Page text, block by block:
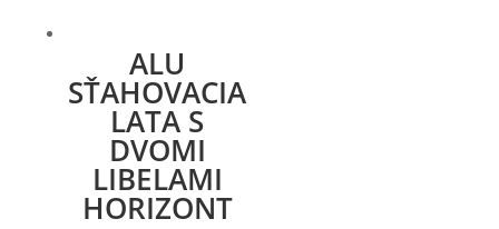
ALU
SŤAHOVACIA
LATA S
DVOMI
LIBELAMI
HORIZONT